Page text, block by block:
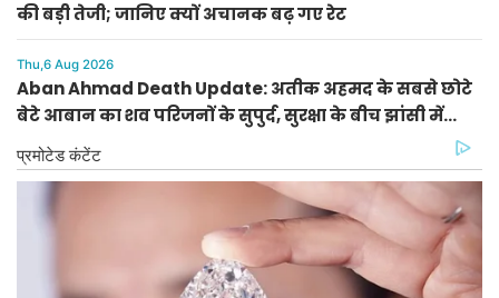
की बड़ी तेजी; जानिए क्यों अचानक बढ़ गए रेट
Thu,6 Aug 2026
Aban Ahmad Death Update: अतीक अहमद के सबसे छोटे
बेटे आबान का शव परिजनों के सुपुर्द, सुरक्षा के बीच झांसी में
प्रक्रिया पूरी